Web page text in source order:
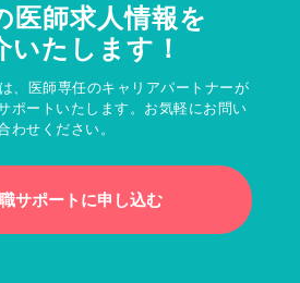
医師求人情報を
いたします！
、医師専任のキャリアパートナーが
ポートいたします。お気軽にお問い
わせください。
サポートに申し込む